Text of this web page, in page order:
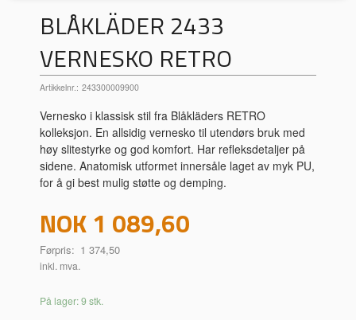
BLÅKLÄDER 2433
VERNESKO RETRO
Artikkelnr.: 243300009900
Vernesko i klassisk stil fra Blåkläders RETRO
kolleksjon. En allsidig vernesko til utendørs bruk med
høy slitestyrke og god komfort. Har refleksdetaljer på
sidene. Anatomisk utformet innersåle laget av myk PU,
for å gi best mulig støtte og demping.
Tilbud
NOK1 089,60
Førpris: 1 374,50
inkl. mva.
På lager: 9 stk.